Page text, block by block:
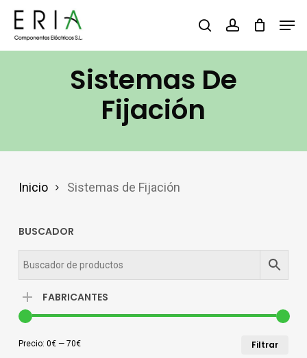
Saltar
contenido
buscaraccount
Sistemas De
Fijación
Inicio Sistemas de Fijación
BUSCADOR
FABRICANTES
Filtrar
Precio: 0€— 70€